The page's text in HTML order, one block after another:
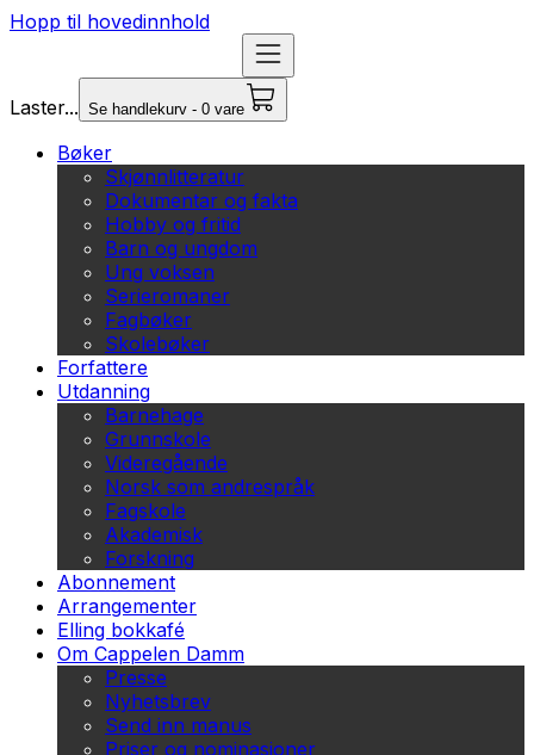
Hopp til hovedinnhold
Laster... Se handlekurv - 0 vare
Bøker
Skjønnlitteratur
Dokumentar og fakta
Hobby og fritid
Barn og ungdom
Ung voksen
Serieromaner
Fagbøker
Skolebøker
Forfattere
Utdanning
Barnehage
Grunnskole
Videregående
Norsk som andrespråk
Fagskole
Akademisk
Forskning
Abonnement
Arrangementer
Elling bokkafé
Om Cappelen Damm
Presse
Nyhetsbrev
Send inn manus
Priser og nominasjoner